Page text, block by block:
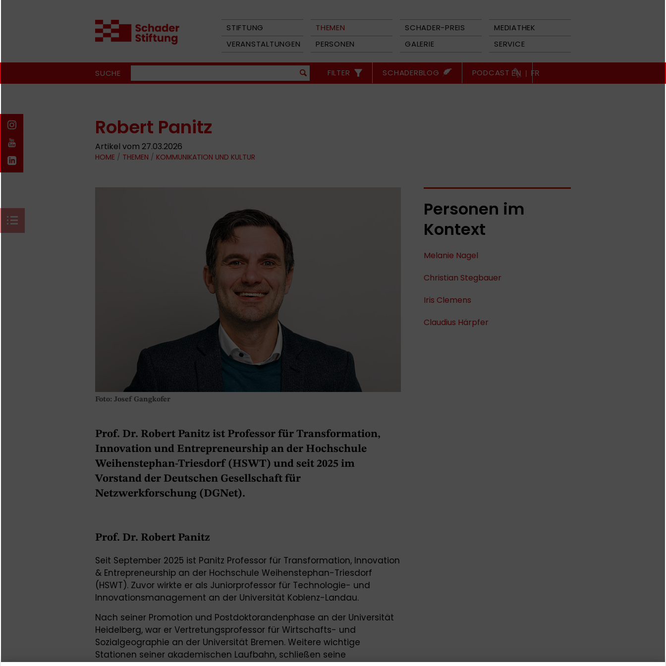
STIFTUNG THEMEN SCHADER-PREIS
MEDIATHEK
VERANSTALTUNGEN
PERSONEN GALERIE SERVICE
SUCHE FILTER SCHADERBLOG PODCAST EN | FR
Robert Panitz
Artikel vom 27.03.2026
HOME / THEMEN / KOMMUNIKATION UND KULTUR
Foto: Josef Gangkofer
Prof. Dr. Robert Panitz ist Professor für Transformation,
Innovation und Entrepreneurship an der Hochschule
Weihenstephan-Triesdorf (HSWT) und seit 2025 im
Vorstand der Deutschen Gesellschaft für
Netzwerkforschung (DGNet).
Prof. Dr. Robert Panitz
Seit September 2025 ist Panitz Professor für Transformation, Innovation
& Entrepreneurship an der Hochschule Weihenstephan-Triesdorf
(HSWT). Zuvor wirkte er als Juniorprofessor für Technologie- und
Innovationsmanagement an der Universität Koblenz-Landau.
Nach seiner Promotion und Postdoktorandenphase an der Universität
Heidelberg, war er Vertretungsprofessor für Wirtschafts- und
Sozialgeographie an der Universität Bremen. Weitere wichtige
Stationen seiner akademischen Laufbahn, schließen seine
Personen im
Kontext
Melanie Nagel
Christian Stegbauer
Iris Clemens
Claudius Härpfer